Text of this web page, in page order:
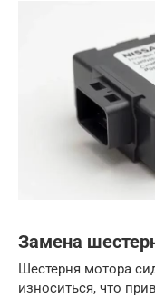
Замена
Шестерня мотора
износиться, что